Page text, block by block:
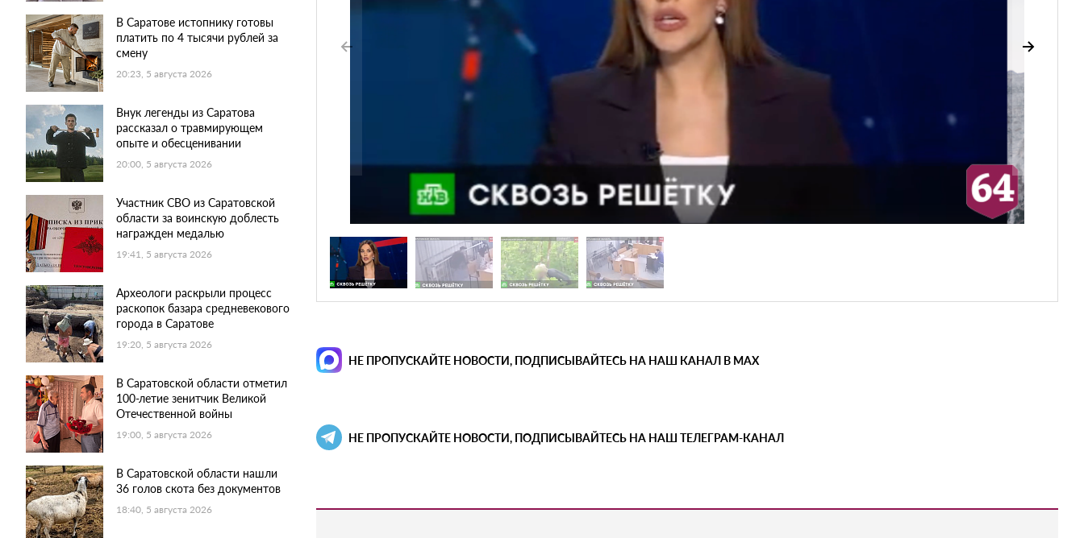
В Саратове истопнику готовы
платить по 4 тысячи рублей за
смену
20:23, 5 августа 2026
Внук легенды из Саратова
рассказал о травмирующем
опыте и обесценивании
20:00, 5 августа 2026
Участник СВО из Саратовской
области за воинскую доблесть
награжден медалью
19:41, 5 августа 2026
Археологи раскрыли процесс
раскопок базара средневекового
города в Саратове
19:20, 5 августа 2026
В Саратовской области отметил
100-летие зенитчик Великой
Отечественной войны
19:00, 5 августа 2026
В Саратовской области нашли
36 голов скота без документов
18:40, 5 августа 2026
НЕ ПРОПУСКАЙТЕ НОВОСТИ, ПОДПИСЫВАЙТЕСЬ НА НАШ КАНАЛ В MAX
НЕ ПРОПУСКАЙТЕ НОВОСТИ, ПОДПИСЫВАЙТЕСЬ НА НАШ ТЕЛЕГРАМ-КАНАЛ